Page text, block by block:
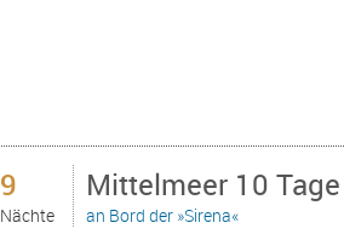
9
Nächte
Mittelmeer 10
an Bord der »Sirena«